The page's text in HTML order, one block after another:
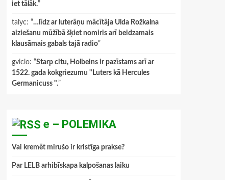
iet tālāk.”
talyc: “…līdz ar luterāņu mācītāja Ulda Rožkalna
aiziešanu mūžībā šķiet nomiris arī beidzamais
klausāmais gabals tajā radio”
gviclo: “Starp citu, Holbeins ir pazīstams arī ar
1522. gada kokgriezumu "Luters kā Hercules
Germanicuss ".”
e – POLEMIKA
Vai kremēt mirušo ir kristīga prakse?
Par LELB arhibīskapa kalpošanas laiku